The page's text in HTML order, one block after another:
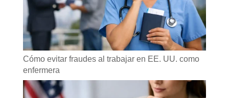
Cómo evitar fraudes al trabajar en EE. UU. como
enfermera